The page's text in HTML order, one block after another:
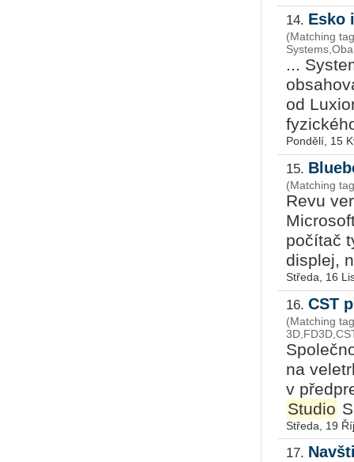
14. Esko
(Matching
...
od
Pondělí, 15
15.
(Matching
Revu
počítač
displej,
Středa, 16
16. CST
(Matching
na
v
Studio
Středa, 19
17.